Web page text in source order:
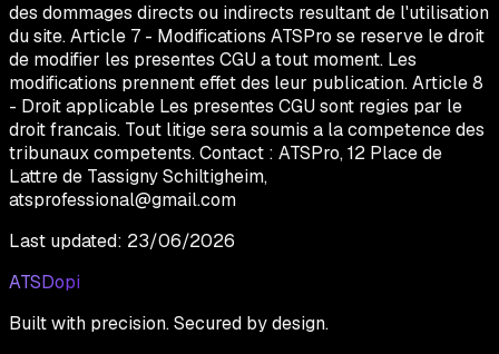
des dommages directs ou indirects resultant de l'utilisation
du site. Article 7 - Modifications ATSPro se reserve le droit
de modifier les presentes CGU a tout moment. Les
modifications prennent effet des leur publication. Article 8
- Droit applicable Les presentes CGU sont regies par le
droit francais. Tout litige sera soumis a la competence des
tribunaux competents. Contact : ATSPro, 12 Place de
Lattre de Tassigny Schiltigheim,
atsprofessional@gmail.com
Last updated: 23/06/2026
ATSDopi
Built with precision. Secured by design.